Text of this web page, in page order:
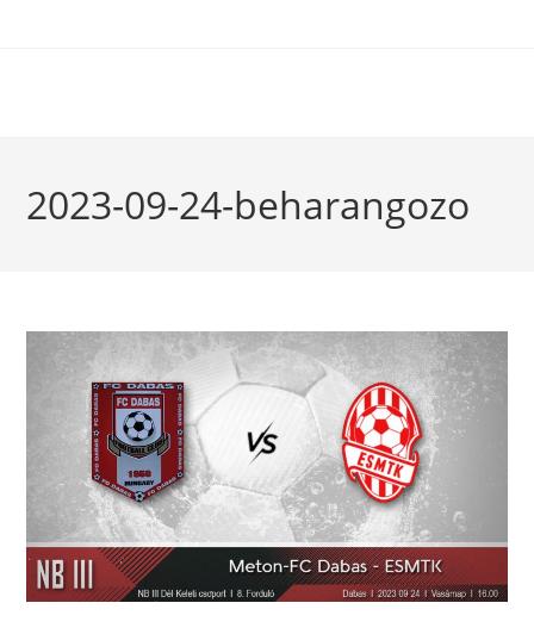
2023-09-24-beharangozo